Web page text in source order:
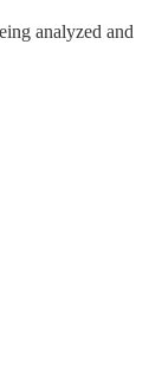
analyzed and